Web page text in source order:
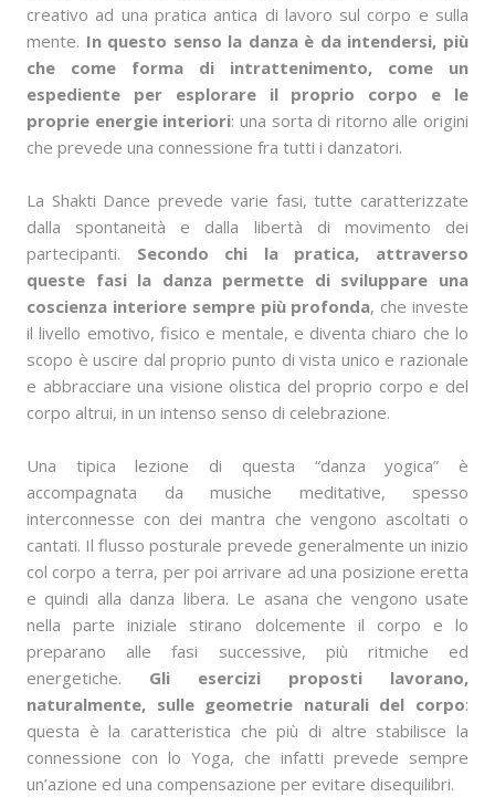
creativo ad una pratica antica di lavoro sul corpo e sulla
mente. In questo senso la danza è da intendersi, più
che come forma di intrattenimento, come un
espediente per esplorare il proprio corpo e le
proprie energie interiori: una sorta di ritorno alle origini
che prevede una connessione fra tutti i danzatori.
La Shakti Dance prevede varie fasi, tutte caratterizzate
dalla spontaneità e dalla libertà di movimento dei
partecipanti. Secondo chi la pratica, attraverso
queste fasi la danza permette di sviluppare una
coscienza interiore sempre più profonda, che investe
il livello emotivo, fisico e mentale, e diventa chiaro che lo
scopo è uscire dal proprio punto di vista unico e razionale
e abbracciare una visione olistica del proprio corpo e del
corpo altrui, in un intenso senso di celebrazione.
Una tipica lezione di questa “danza yogica” è
accompagnata da musiche meditative, spesso
interconnesse con dei mantra che vengono ascoltati o
cantati. Il flusso posturale prevede generalmente un inizio
col corpo a terra, per poi arrivare ad una posizione eretta
e quindi alla danza libera. Le asana che vengono usate
nella parte iniziale stirano dolcemente il corpo e lo
preparano alle fasi successive, più ritmiche ed
energetiche. Gli esercizi proposti lavorano,
naturalmente, sulle geometrie naturali del corpo:
questa è la caratteristica che più di altre stabilisce la
connessione con lo Yoga, che infatti prevede sempre
un’azione ed una compensazione per evitare disequilibri.